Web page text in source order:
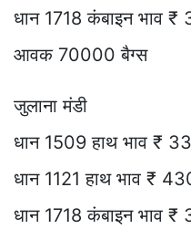
धान 1718 कंबाइन भाव
आवक 70000 बैग्स
जुलाना मंडी
धान 1509 हाथ भाव ₹
धान 1121 हाथ भाव ₹
धान 1718 कंबाइन भाव